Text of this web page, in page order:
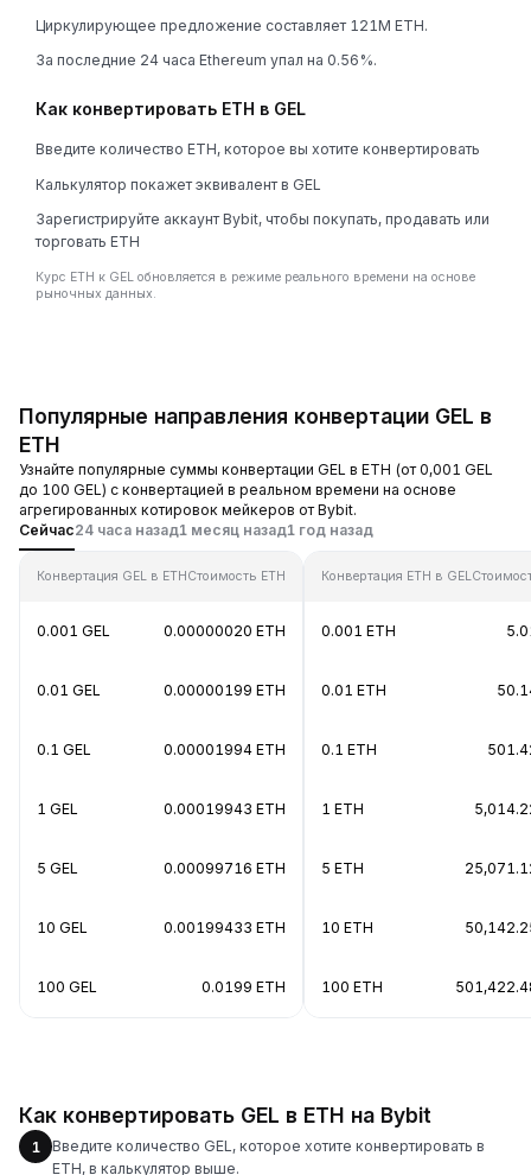
Циркулирующее предложение составляет 121M ETH.
За последние 24 часа Ethereum упал на 0.56%.
Как конвертировать ETH в GEL
Введите количество ETH, которое вы хотите конвертировать
Калькулятор покажет эквивалент в GEL
Зарегистрируйте аккаунт Bybit, чтобы покупать, продавать или
торговать ETH
Курс ETH к GEL обновляется в режиме реального времени на основе
рыночных данных.
Популярные направления конвертации GEL в
ETH
Узнайте популярные суммы конвертации GEL в ETH (от 0,001 GEL
до 100 GEL) с конвертацией в реальном времени на основе
агрегированных котировок мейкеров от Bybit.
Сейчас24 часа назад1 месяц назад1 год назад
Конвертация GEL в ETHСтоимость ETH
0.001 GEL 0.00000020 ETH
0.01 GEL 0.00000199 ETH
0.1 GEL 0.00001994 ETH
1 GEL 0.00019943 ETH
5 GEL 0.00099716 ETH
10 GEL 0.00199433 ETH
100 GEL 0.0199 ETH
Конвертация ETH в GEL
0.001 ETH
0.01 ETH
0.1 ETH
1 ETH
5 ETH
10 ETH
100 ETH
Как конвертировать GEL в ETH на Bybit
1
Введите количество GEL, которое хотите конвертировать в
ETH, в калькулятор выше.